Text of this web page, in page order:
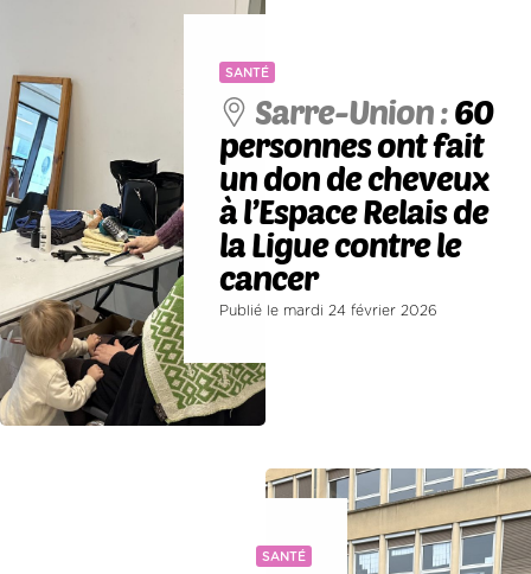
SANTÉ
Sarre-Union :60
personnes ont fait
un don de cheveux
à l’Espace Relais de
la Ligue contre le
cancer
Publié le mardi 24 février 2026
SANTÉ